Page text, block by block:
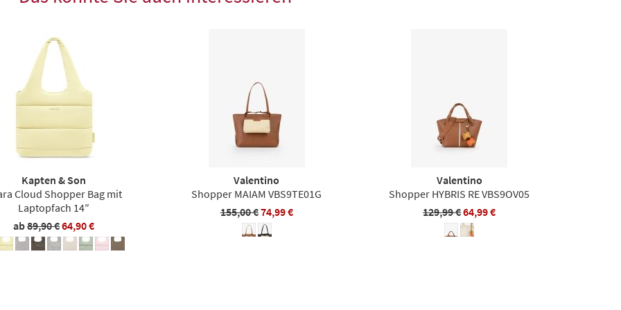
Kapten & Son
Cloud Shopper Bag mit
Laptopfach 14″
ab89,90 €64,90 €
Valentino
Shopper MAIAM VBS9TE01G
155,00 €74,99 €
Valentino
Shopper HYBRIS RE VBS9OV05
129,99 €64,99 €